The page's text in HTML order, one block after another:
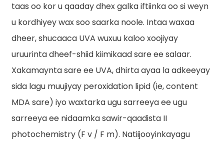
taas oo kor u qaaday dhex galka iftiinka oo si weyn
u kordhiyey wax soo saarka noole. Intaa waxaa
dheer, shucaaca UVA wuxuu kaloo xoojiyay
uruurinta dheef-shiid kiimikaad sare ee salaar.
Xakamaynta sare ee UVA, dhirta ayaa la adkeeyay
sida lagu muujiyay peroxidation lipid (ie, content
MDA sare) iyo waxtarka ugu sarreeya ee ugu
sarreeya ee nidaamka sawir-qaadista II
photochemistry (F v / F m). Natiijooyinkayagu